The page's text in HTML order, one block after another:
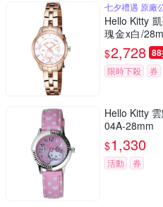
七夕禮遇 原廠
Hello Kitty
瑰金x白/
禮推薦
$2,728
限時下殺 券
Hello Kitty
04A-28mm
$1,330
活動 券